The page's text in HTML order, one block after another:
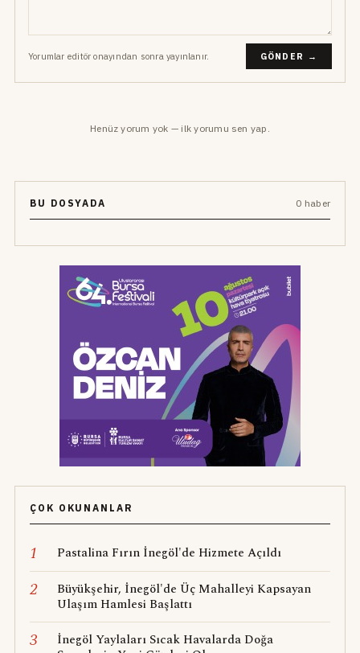
Yorumlar editör onayından sonra yayınlanır. GÖNDER →
Henüz yorum yok — ilk yorumu sen yap.
BU DOSYADA 0 haber
ÇOK OKUNANLAR
1 Pastalina Fırın İnegöl'de Hizmete Açıldı
2
Büyükşehir, İnegöl'de Üç Mahalleyi Kapsayan
Ulaşım Hamlesi Başlattı
3
İnegöl Yaylaları Sıcak Havalarda Doğa